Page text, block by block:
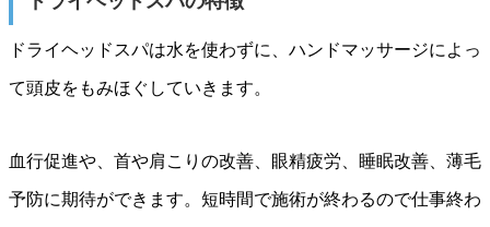
ドライヘッドスパは水を使わずに、ハンドマッサージによっ
て頭皮をもみほぐしていきます。
血行促進や、首や肩こりの改善、眼精疲労、睡眠改善、薄毛
予防に期待ができます。短時間で施術が終わるので仕事終わ